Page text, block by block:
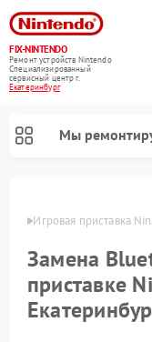
FIX-NINTENDO
Ремонт устройств Nintendo
Специализированный
cервисный центр г.
Екатеринбург
Мы
Игровая приставка
Замена
приставке